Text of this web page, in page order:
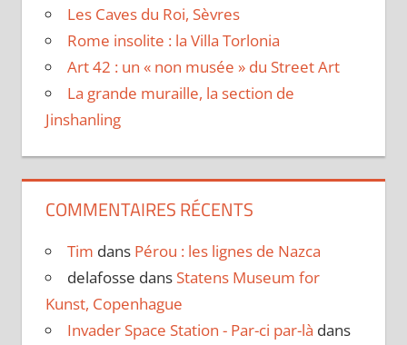
Les Caves du Roi, Sèvres
Rome insolite : la Villa Torlonia
Art 42 : un « non musée » du Street Art
La grande muraille, la section de
Jinshanling
COMMENTAIRES RÉCENTS
Tim dans Pérou : les lignes de Nazca
delafosse dans Statens Museum for
Kunst, Copenhague
Invader Space Station - Par-ci par-là dans